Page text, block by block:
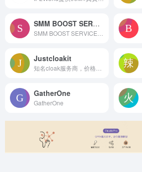
SMM BOOST SERVICE. Provide Social media marketing Service
Justcloakit
GatherOne
GatherOne